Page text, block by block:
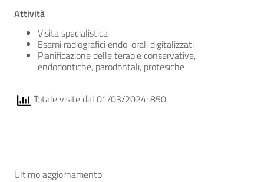
Attività
Visita specialistica
Esami radiografici endo-orali digitalizzati
Pianificazione delle terapie conservative,
endodontiche, parodontali, protesiche
Totale visite dal 01/03/2024: 850
Ultimo aggiornamento